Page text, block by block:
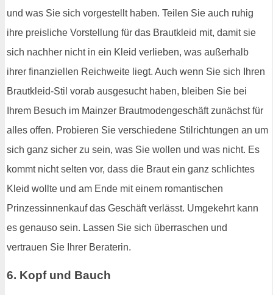
und was Sie sich vorgestellt haben. Teilen Sie auch ruhig
ihre preisliche Vorstellung für das Brautkleid mit, damit sie
sich nachher nicht in ein Kleid verlieben, was außerhalb
ihrer finanziellen Reichweite liegt. Auch wenn Sie sich Ihren
Brautkleid-Stil vorab ausgesucht haben, bleiben Sie bei
Ihrem Besuch im Mainzer Brautmodengeschäft zunächst für
alles offen. Probieren Sie verschiedene Stilrichtungen an um
sich ganz sicher zu sein, was Sie wollen und was nicht. Es
kommt nicht selten vor, dass die Braut ein ganz schlichtes
Kleid wollte und am Ende mit einem romantischen
Prinzessinnenkauf das Geschäft verlässt. Umgekehrt kann
es genauso sein. Lassen Sie sich überraschen und
vertrauen Sie Ihrer Beraterin.
6. Kopf und Bauch